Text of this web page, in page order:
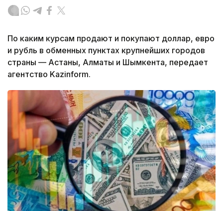
По каким курсам продают и покупают доллар, евро
и рубль в обменных пунктах крупнейших городов
страны — Астаны, Алматы и Шымкента, передает
агентство Kazinform.